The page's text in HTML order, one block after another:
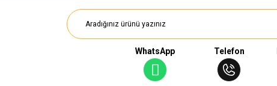
WhatsApp Telefon